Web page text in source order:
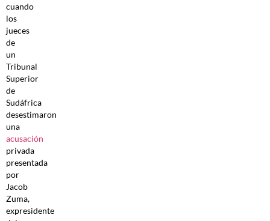
cuando
los
jueces
de
un
Tribunal
Superior
de
Sudáfrica
desestimaron
una
acusación
privada
presentada
por
Jacob
Zuma,
expresidente